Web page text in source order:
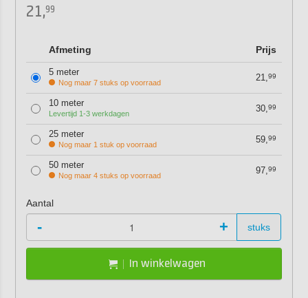
21,99
Afmeting Prijs
5 meter
Nog maar 7 stuks op voorraad 21,99
10 meter
Levertijd 1-3 werkdagen 30,99
25 meter
Nog maar 1 stuk op voorraad 59,99
50 meter
Nog maar 4 stuks op voorraad 97,99
Aantal
- + stuks
In winkelwagen